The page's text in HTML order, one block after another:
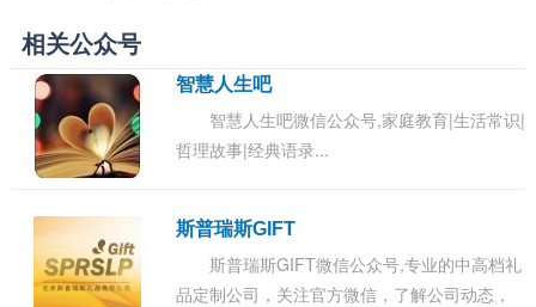
相关公众号
智慧人生吧
智慧人生吧微信公众号,家庭教育|生活常识|
哲理故事|经典语录...
斯普瑞斯GIFT
斯普瑞斯GIFT微信公众号,专业的中高档礼
品定制公司，关注官方微信，了解公司动态，